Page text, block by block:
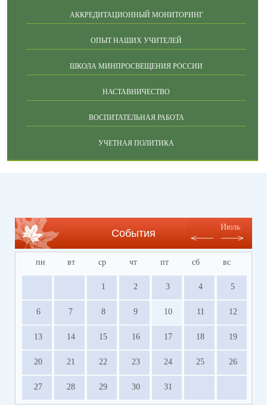
АККРЕДИТАЦИОННЫЙ МОНИТОРИНГ
ОПЫТ НАШИХ УЧИТЕЛЕЙ
ШКОЛА МИНПРОСВЕЩЕНИЯ РОССИИ
НАСТАВНИЧЕСТВО
ВОСПИТАТЕЛЬНАЯ РАБОТА
УЧЕТНАЯ ПОЛИТИКА
События
Июль
пн вт ср чт пт сб вс
1 2 3 4 5
6 7 8 9 10 11 12
13 14 15 16 17 18 19
20 21 22 23 24 25 26
27 28 29 30 31